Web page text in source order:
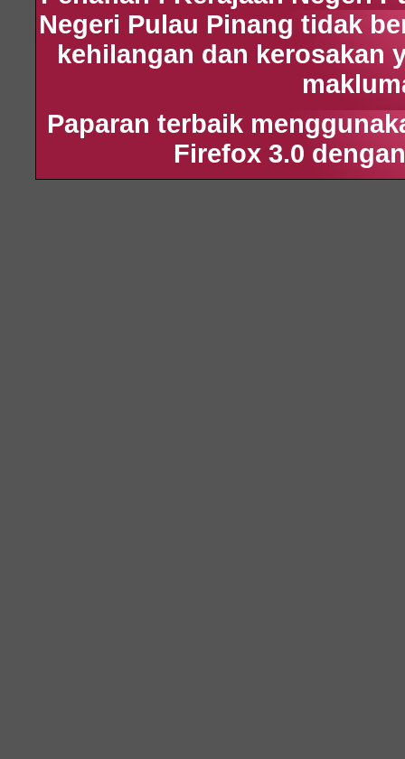
Negeri Pulau Pinang tidak
kehilangan dan kerosakan
Paparan terbaik
Firefox 3.0